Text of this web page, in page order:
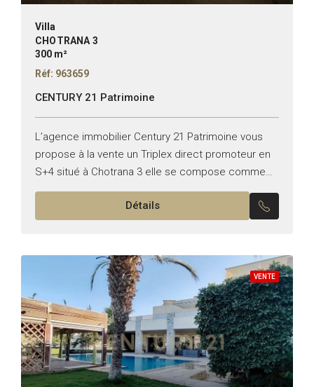
Villa
CHOTRANA 3
300 m²
Réf: 963659
CENTURY 21 Patrimoine
L’agence immobilier Century 21 Patrimoine vous
propose à la vente un Triplex direct promoteur en
S+4 situé à Chotrana 3 elle se compose comme
suit; *RDC : -Un salon -Une salle à...
Détails
VENTE